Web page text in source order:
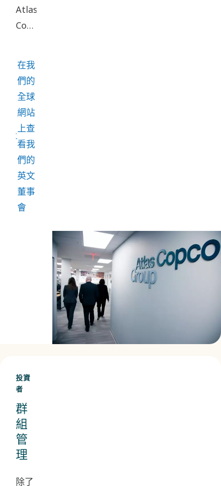
Atlas
Copco
織、
管理
和管
理負
有整
體責
任，
以符
合公
司及
在我
們的
全球
網站
上查
看我
們的
英文
董事
會
投資
者
群
組
管
理
除了